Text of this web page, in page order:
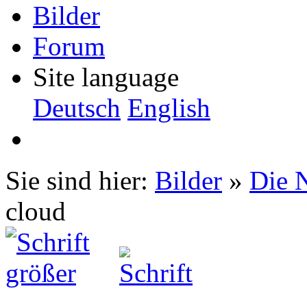
Bilder
Forum
Site language
Deutsch English
Sie sind hier: Bilder » Die
cloud